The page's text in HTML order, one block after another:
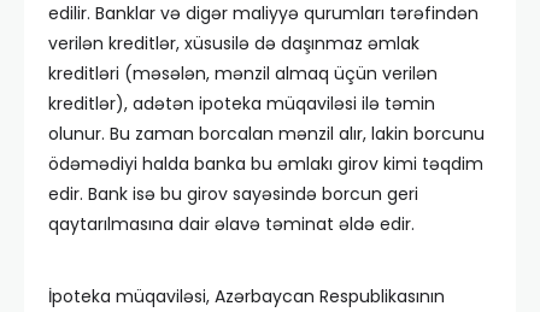
edilir. Banklar və digər maliyyə qurumları tərəfindən
verilən kreditlər, xüsusilə də daşınmaz əmlak
kreditləri (məsələn, mənzil almaq üçün verilən
kreditlər), adətən ipoteka müqaviləsi ilə təmin
olunur. Bu zaman borcalan mənzil alır, lakin borcunu
ödəmədiyi halda banka bu əmlakı girov kimi təqdim
edir. Bank isə bu girov sayəsində borcun geri
qaytarılmasına dair əlavə təminat əldə edir.
İpoteka müqaviləsi, Azərbaycan Respublikasının